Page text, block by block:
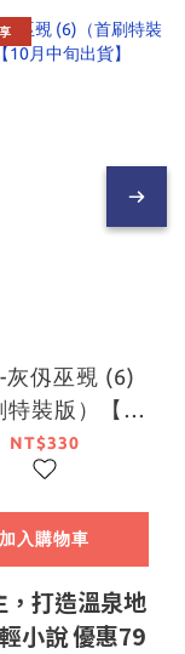
灰仭巫覡 (6)
特裝版）【10
中旬出貨】
NT$330
加入購物車
，打造溫泉地
小說 優惠79